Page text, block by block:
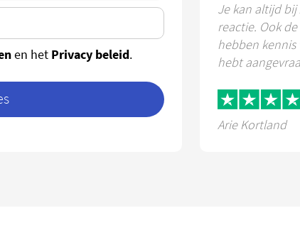
en het Privacy beleid.
Je kan altijd bij
reactie. Ook
hebben kennis
hebt
Arie Kortland